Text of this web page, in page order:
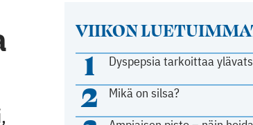
VIIKON
1 Dyspepsia tarkoittaa
2 Mikä on silsa?